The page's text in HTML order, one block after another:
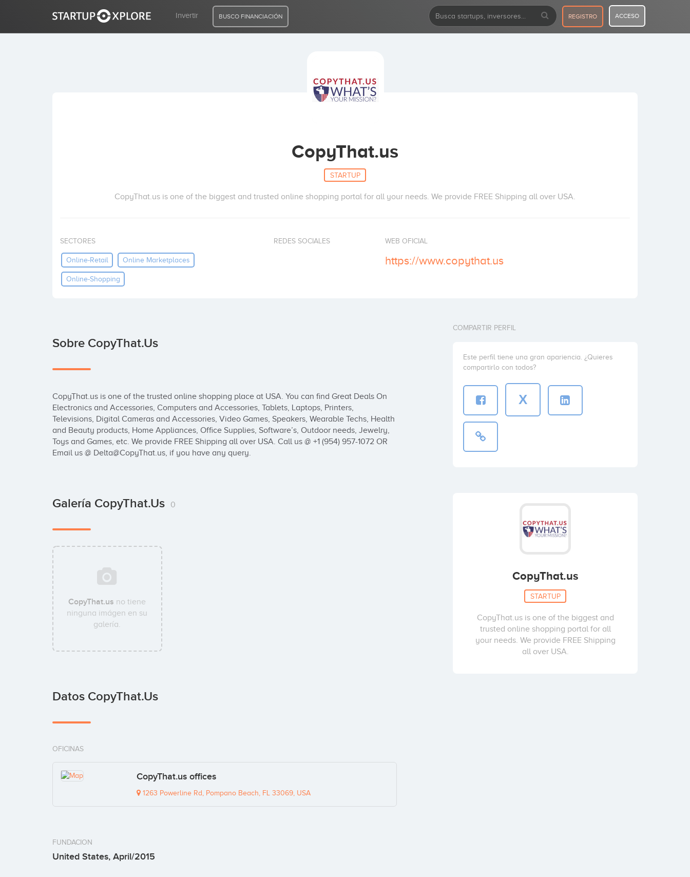
Invertir BUSCO FINANCIACIÓN REGISTRO ACCESO
CopyThat.us
STARTUP
CopyThat.us is one of the biggest and trusted online shopping portal for all your needs. We provide FREE Shipping all over USA.
SECTORES
Online-Retail Online Marketplaces
Online-Shopping
REDES SOCIALES WEB OFICIAL
https://www.copythat.us
Sobre CopyThat.us
CopyThat.us is one of the trusted online shopping place at USA. You can find Great Deals On
Electronics and Accessories, Computers and Accessories, Tablets, Laptops, Printers,
Televisions, Digital Cameras and Accessories, Video Games, Speakers, Wearable Techs, Health
and Beauty products, Home Appliances, Office Supplies, Software’s, Outdoor needs, Jewelry,
Toys and Games, etc. We provide FREE Shipping all over USA. Call us @ +1 (954) 957-1072 OR
Email us @ Delta@CopyThat.us, if you have any query.
Galería CopyThat.us 0
CopyThat.us no tiene
ninguna imágen en su
galería.
Datos CopyThat.us
OFICINAS
CopyThat.us offices
1263 Powerline Rd, Pompano Beach, FL 33069, USA
FUNDACION
United States, April/2015
COMPARTIR PERFIL
Este perfil tiene una gran apariencia. ¿Quieres
compartirlo con todos?
X
CopyThat.us
STARTUP
CopyThat.us is one of the biggest and
trusted online shopping portal for all
your needs. We provide FREE Shipping
all over USA.